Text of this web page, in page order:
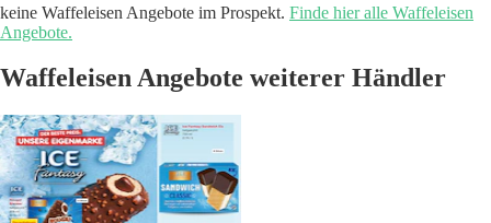
keine Waffeleisen Angebote im Prospekt. Finde hier alle Waffeleisen
Angebote.
Waffeleisen Angebote weiterer Händler